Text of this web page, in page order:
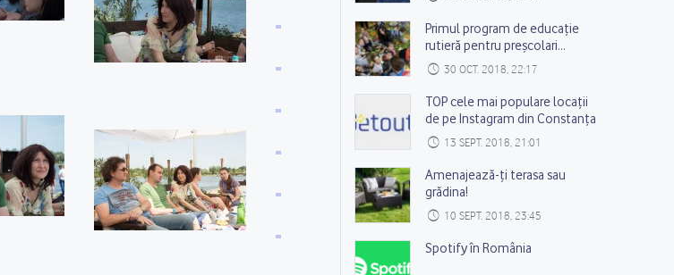
Primul program de educație
rutieră pentru preșcolari
ajunge în peste 180 de
grădinițe din România
30 OCT. 2018, 22:17
TOP cele mai populare locații
de pe Instagram din Constanța
13 SEPT. 2018, 21:01
Amenajează-ți terasa sau
grădina!
10 SEPT. 2018, 23:45
Spotify în România